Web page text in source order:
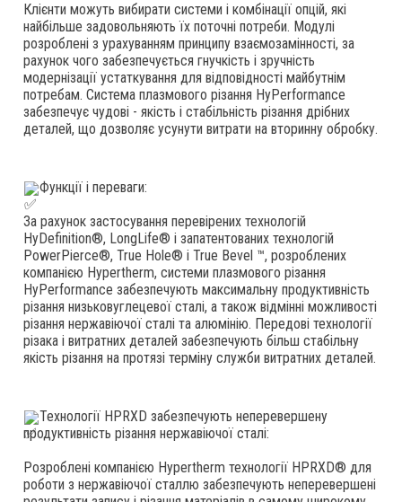
Клієнти можуть вибирати системи і комбінації опцій, які
найбільше задовольняють їх поточні потреби. Модулі
розроблені з урахуванням принципу взаємозамінності, за
рахунок чого забезпечується гнучкість і зручність
модернізації устаткування для відповідності майбутнім
потребам. Система плазмового різання HyPerformance
забезпечує чудові - якість і стабільність різання дрібних
деталей, що дозволяє усунути витрати на вторинну обробку.
Функції і переваги:
За рахунок застосування перевірених технологій
HyDefinition®, LongLife® і запатентованих технологій
PowerPierce®, True Hole® і True Bevel ™, розроблених
компанією Hypertherm, системи плазмового різання
HyPerformance забезпечують максимальну продуктивність
різання низьковуглецевої сталі, а також відмінні можливості
різання нержавіючої сталі та алюмінію. Передові технології
різака і витратних деталей забезпечують більш стабільну
якість різання на протязі терміну служби витратних деталей.
Технології HPRXD забезпечують неперевершену
продуктивність різання нержавіючої сталі:
Розроблені компанією Hypertherm технології HPRXD® для
роботи з нержавіючої сталлю забезпечують неперевершені